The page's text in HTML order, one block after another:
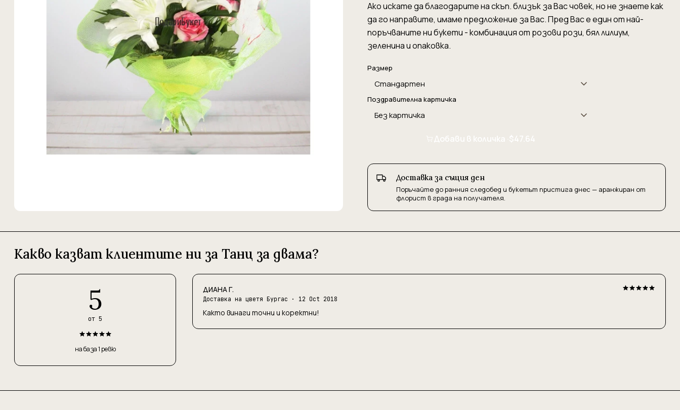
Ако искате да благодарите на скъп. близък за Вас човек, но не знаете как
да го направите, имаме предложение за Вас. Пред Вас е един от най-
поръчваните ни букети - комбинация от розови рози, бял лилиум,
зеленина и опаковка.
Размер
Поздравителна картичка
Добави в количка · $47.64
Доставка за същия ден
Поръчайте до ранния следобед и букетът пристига днес — аранжиран от
флорист в града на получателя.
Какво казват клиентите ни за Танц за двама?
5
от 5
на база 1 ревю
ДИАНА Г.
Доставка на цветя Бургас · 12 Oct 2018
Както винаги точни и коректни!